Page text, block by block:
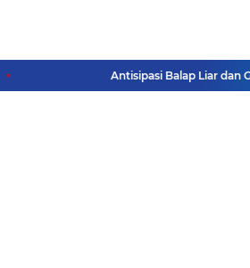
Antisipasi Balap Liar dan